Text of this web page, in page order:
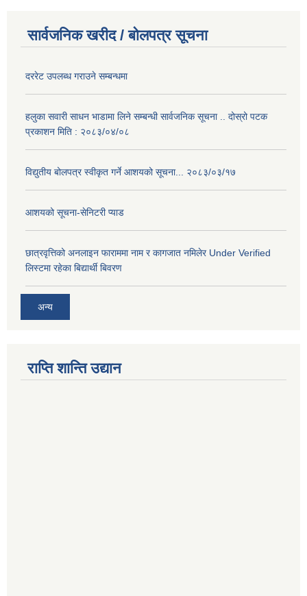
सार्वजनिक खरीद / बोलपत्र सूचना
दररेट उपलब्ध गराउने सम्बन्धमा
हलुका सवारी साधन भाडामा लिने सम्बन्धी सार्वजनिक सूचना .. दोस्रो पटक
प्रकाशन मिति : २०८३/०४/०८
विद्युतीय बोलपत्र स्वीकृत गर्ने आशयको सूचना... २०८३/०३/१७
आशयको सूचना-सेनिटरी प्याड
छात्रवृत्तिको अनलाइन फाराममा नाम र कागजात नमिलेर Under Verified
लिस्टमा रहेका बिद्यार्थी बिवरण
अन्य
राप्ति शान्ति उद्यान